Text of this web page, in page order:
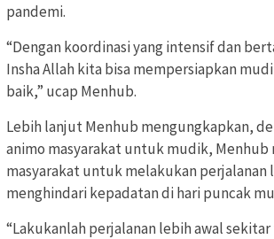
pandemi.
“Dengan koordinasi yang intensif dan
Insha Allah kita bisa mempersiapkan
baik,” ucap Menhub.
Lebih lanjut Menhub mengungkapkan,
animo masyarakat untuk mudik, Menhub
masyarakat untuk melakukan
menghindari kepadatan di hari puncak
“Lakukanlah perjalanan lebih awal sekitar